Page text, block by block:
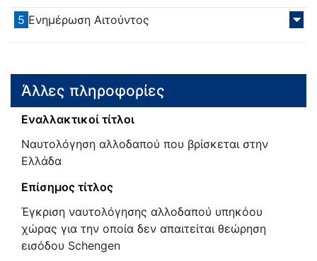
5 Ενημέρωση Αιτούντος
Άλλες πληροφορίες
Εναλλακτικοί τίτλοι
Ναυτολόγηση αλλοδαπού που βρίσκεται στην
Ελλάδα
Επίσημος τίτλος
Έγκριση ναυτολόγησης αλλοδαπού υπηκόου
χώρας για την οποία δεν απαιτείται θεώρηση
εισόδου Schengen